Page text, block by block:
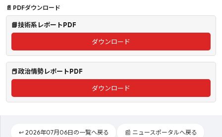
↩️ 2026年07月06日の一覧へ戻る 📰 ニュースポータルへ戻る
📄 PDFダウンロード
📘技術系レポートPDF
ダウンロード
📕政治情勢レポートPDF
ダウンロード